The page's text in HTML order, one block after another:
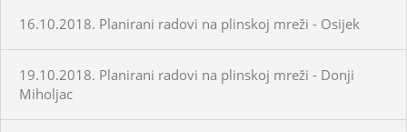
16.10.2018. Planirani radovi na plinskoj mreži - Osijek
19.10.2018. Planirani radovi na plinskoj mreži - Donji
Miholjac